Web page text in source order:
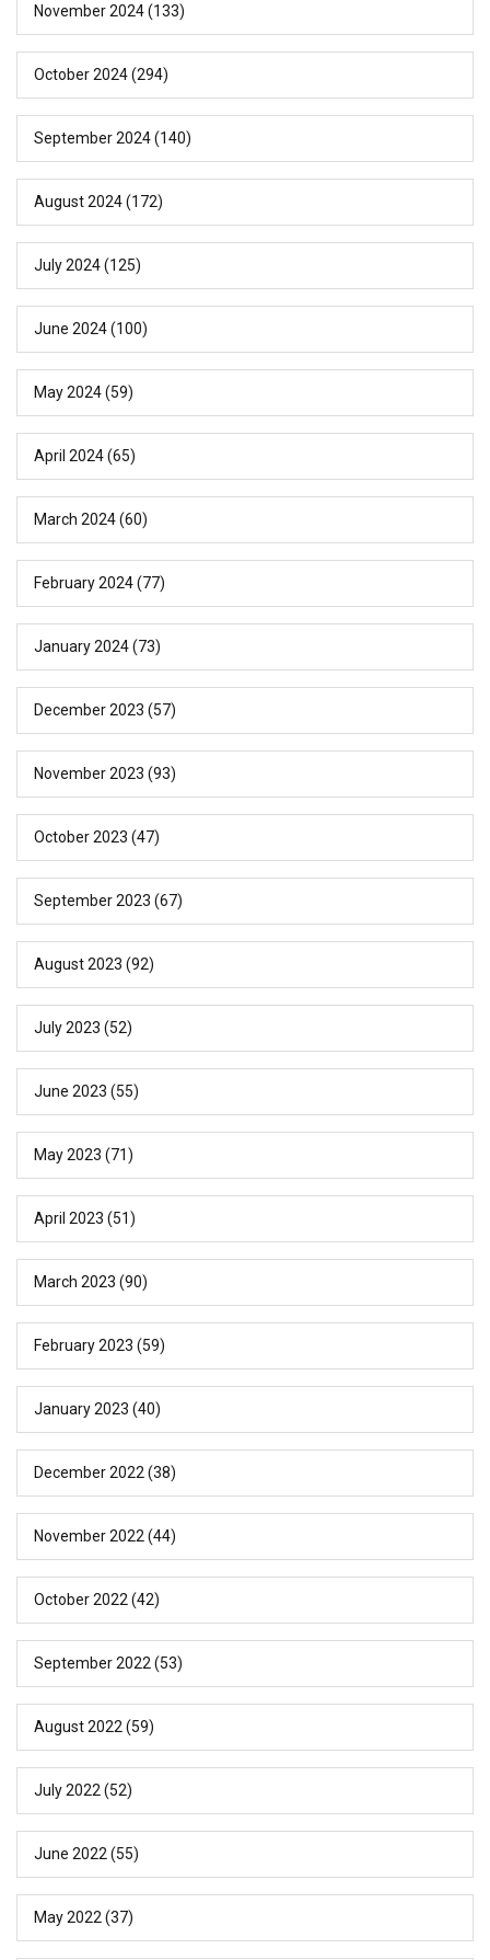
November 2024(133)
October 2024(294)
September 2024(140)
August 2024(172)
July 2024(125)
June 2024(100)
May 2024(59)
April 2024(65)
March 2024(60)
February 2024(77)
January 2024(73)
December 2023 (57)
November 2023 (93)
October 2023 (47)
September 2023 (67)
August 2023 (92)
July 2023 (52)
June 2023 (55)
May 2023 (71)
April 2023 (51)
March 2023 (90)
February 2023 (59)
January 2023 (40)
December 2022 (38)
November 2022 (44)
October 2022 (42)
September 2022 (53)
August 2022 (59)
July 2022 (52)
June 2022 (55)
May 2022 (37)